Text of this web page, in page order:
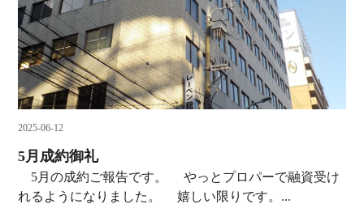
2025-06-12
5月成約御礼
5月の成約ご報告です。 やっとプロパーで融資受け
れるようになりました。 嬉しい限りです。...